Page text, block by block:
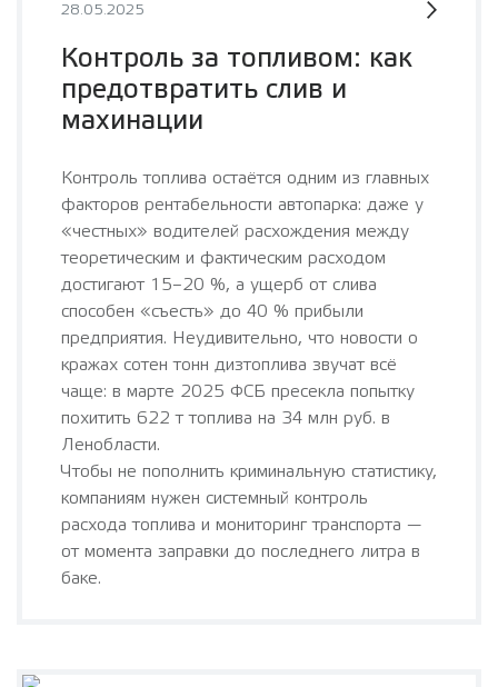
28.05.2025
Контроль за топливом: как
предотвратить слив и
махинации
Контроль топлива остаётся одним из главных
факторов рентабельности автопарка: даже у
«честных» водителей расхождения между
теоретическим и фактическим расходом
достигают 15–20 %, а ущерб от слива
способен «съесть» до 40 % прибыли
предприятия. Неудивительно, что новости о
кражах сотен тонн дизтоплива звучат всё
чаще: в марте 2025 ФСБ пресекла попытку
похитить 622 т топлива на 34 млн руб. в
Ленобласти.
Чтобы не пополнить криминальную статистику,
компаниям нужен системный контроль
расхода топлива и мониторинг транспорта —
от момента заправки до последнего литра в
баке.